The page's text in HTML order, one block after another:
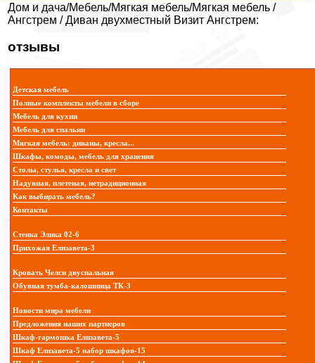
Дом и дача/Мебель/Мягкая мебель/Мягкая мебель /
Ангстрем / Диван двухместный Визит Ангстрем:
отзывы
Детская мебель
Полные комплекты мебели в сборе
Мебель для кухни
Мебель для спальни
Мягкая мебель: диваны, кресла...
Шкафы, комоды, мебель для хранения
Столы, стулья, кресла и свет
Надувная, плетеная, нетрадиционная
Как выбирать мебель?
Контакты
Стенка Элика 02-6
Прихожая Елизавета-3
Кровать Челси двуспальная
Обувная тумба-калошница ТК-3
Новости мира мебели
Предложения наших партнеров
Шкаф-гармошка Елизавета-5
Шкаф Елизавета-5 набор шкафов-15